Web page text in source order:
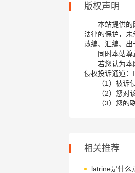
版权声明
本站提供的
法律的保护，未
改编、汇编、出
同时本站尊
若您认为本
侵权投诉通道：
（1）被诉
（2）您对
（3）您的
相关推荐
latrine是什么